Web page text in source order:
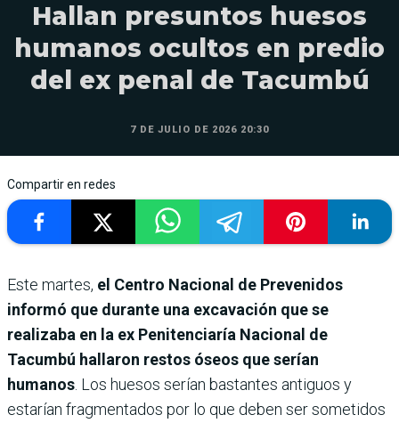
Hallan presuntos huesos
humanos ocultos en predio
del ex penal de Tacumbú
7 DE JULIO DE 2026 20:30
Compartir en redes
Este martes, el Centro Nacional de Prevenidos
informó que durante una excavación que se
realizaba en la ex Penitenciaría Nacional de
Tacumbú hallaron restos óseos que serían
humanos. Los huesos serían bastantes antiguos y
estarían fragmentados por lo que deben ser sometidos